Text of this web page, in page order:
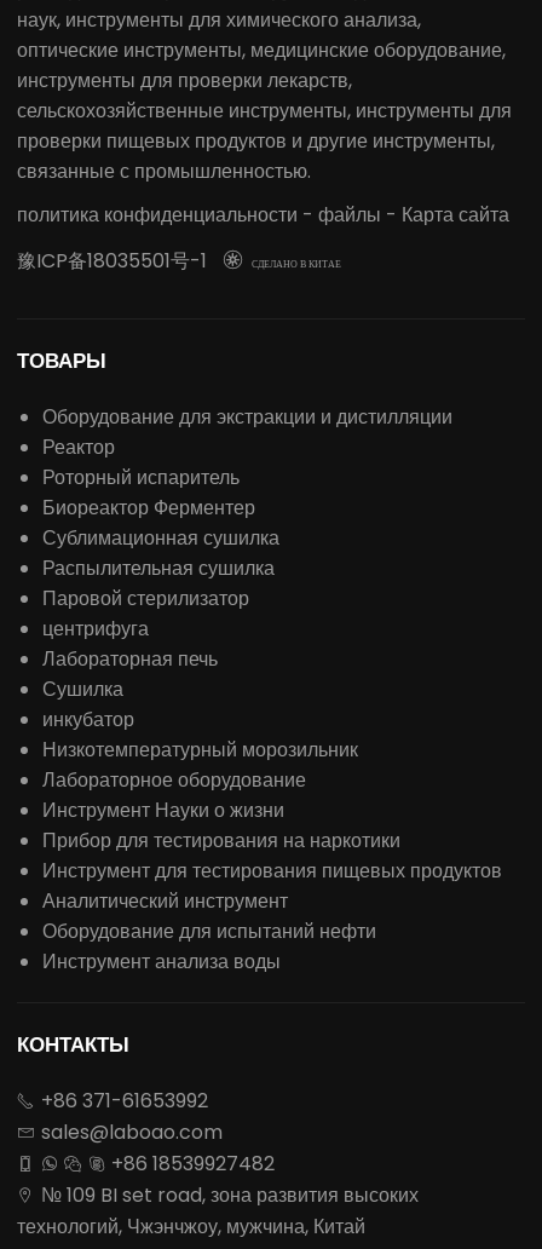
наук, инструменты для химического анализа,
оптические инструменты, медицинские оборудование,
инструменты для проверки лекарств,
сельскохозяйственные инструменты, инструменты для
проверки пищевых продуктов и другие инструменты,
связанные с промышленностью.
политика конфиденциальности - файлы - Карта сайта
豫ICP备18035501号-1
 СДЕЛАНО В КИТАЕ
ТОВАРЫ
Оборудование для экстракции и дистилляции
Реактор
Роторный испаритель
Биореактор Ферментер
Сублимационная сушилка
Распылительная сушилка
Паровой стерилизатор
центрифуга
Лабораторная печь
Сушилка
инкубатор
Низкотемпературный морозильник
Лабораторное оборудование
Инструмент Науки о жизни
Прибор для тестирования на наркотики
Инструмент для тестирования пищевых продуктов
Аналитический инструмент
Оборудование для испытаний нефти
Инструмент анализа воды
КОНТАКТЫ
 +86 371-61653992
 sales@laboao.com
    +86 18539927482

№ 109 BI set road, зона развития высоких
технологий, Чжэнчжоу, мужчина, Китай